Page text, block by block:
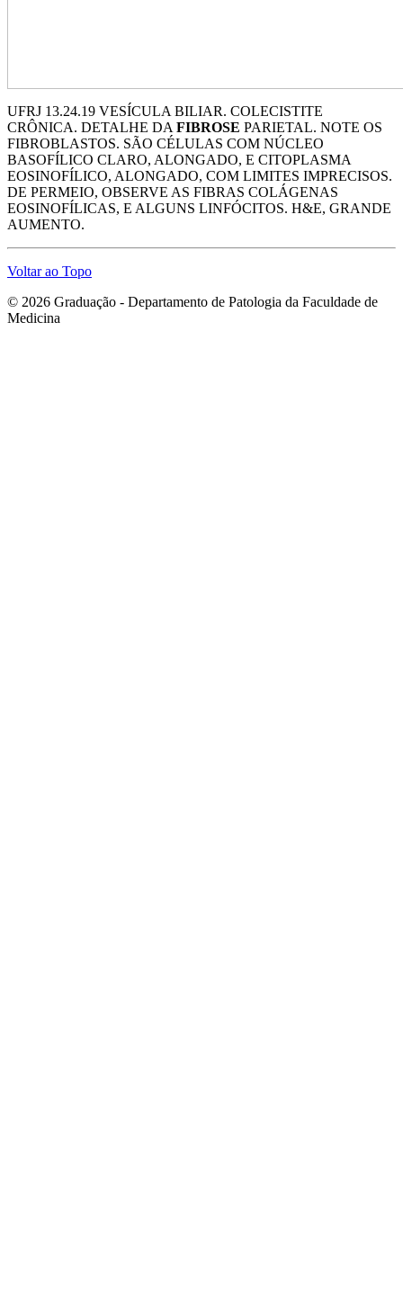
UFRJ 13.24.19 VESÍCULA BILIAR. COLECISTITE
CRÔNICA. DETALHE DA FIBROSE PARIETAL. NOTE OS
FIBROBLASTOS. SÃO CÉLULAS COM NÚCLEO
BASOFÍLICO CLARO, ALONGADO, E CITOPLASMA
EOSINOFÍLICO, ALONGADO, COM LIMITES IMPRECISOS.
DE PERMEIO, OBSERVE AS FIBRAS COLÁGENAS
EOSINOFÍLICAS, E ALGUNS LINFÓCITOS. H&E, GRANDE
AUMENTO.
Voltar ao Topo
© 2026 Graduação - Departamento de Patologia da Faculdade de
Medicina